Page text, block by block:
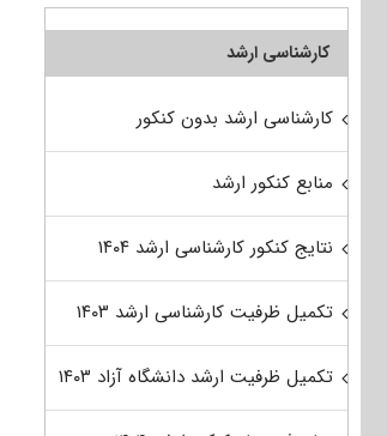
کارشناسی ارشد
کارشناسی ارشد بدون کنکور
منابع کنکور ارشد
نتایج کنکور کارشناسی ارشد ۱۴۰۴
تکمیل ظرفیت کارشناسی ارشد ۱۴۰۳
تکمیل ظرفیت ارشد دانشگاه آزاد ۱۴۰۳